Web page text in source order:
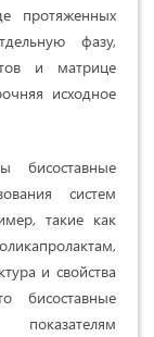
протяженных
фазу,
и матрице
исходное
бисоставные
систем
такие как
и свойства
бисоставные